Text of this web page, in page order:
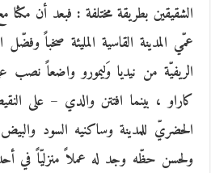
الشقيقين بطريقة مختلفة : فبعد أن مكثا
عمّي المدينة القاسية المليئة صخباً
الريفيّة من نيديا وَليمورو واضعاً نصب
كاراو ، بينما افتتن والدي – على
الحضريّ للمدينة وساكنيه السود
ولحسن حظّه وجد له عملاً منزليّاً في